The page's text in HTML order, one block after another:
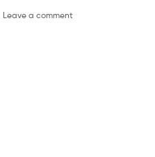
Leave a comment